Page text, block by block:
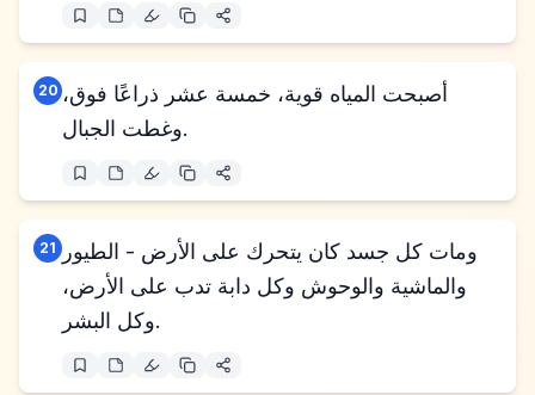
20 أصبحت المياه قوية، خمسة عشر ذراعًا فوق،
وغطت الجبال.
21
ومات كل جسد كان يتحرك على الأرض - الطيور
والماشية والوحوش وكل دابة تدب على الأرض،
وكل البشر.